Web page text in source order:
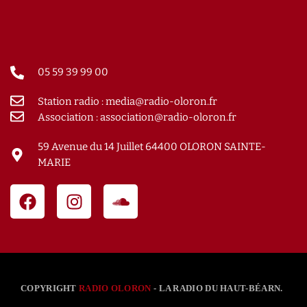
05 59 39 99 00
Station radio : media@radio-oloron.fr
Association : association@radio-oloron.fr
59 Avenue du 14 Juillet 64400 OLORON SAINTE-
MARIE
COPYRIGHTRADIO OLORON - LA RADIO DU HAUT-BÉARN.